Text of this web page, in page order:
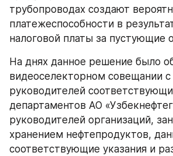
трубопроводах создают
платежеспособности в
налоговой платы за пустующие
На днях данное решение было
видеоселекторном совещании с
руководителей
департаментов АО
руководителей организаций,
хранением нефтепродуктов,
соответствующие указания и